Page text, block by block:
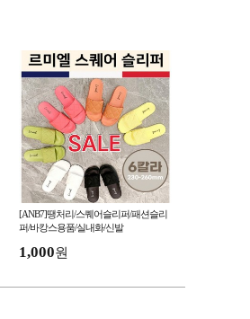
[ANB7]땡처리/스퀘어슬리퍼/패션슬리
퍼/바캉스용품/실내화/신발
1,000원